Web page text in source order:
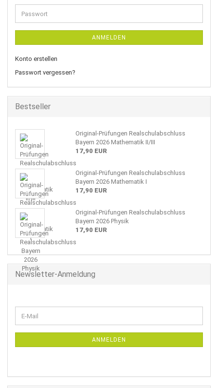
Adresse
Passwort
ANMELDEN
Konto erstellen
Passwort vergessen?
Bestseller
Original-Prüfungen Realschulabschluss
Bayern 2026 Mathematik II/III
17,90 EUR
Original-Prüfungen Realschulabschluss
Bayern 2026 Mathematik I
17,90 EUR
Original-Prüfungen Realschulabschluss
Bayern 2026 Physik
17,90 EUR
Newsletter-Anmeldung
ZUR
E-
Mail
ANMELDEN